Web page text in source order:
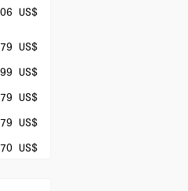
US$
US$
US$
US$
US$
US$